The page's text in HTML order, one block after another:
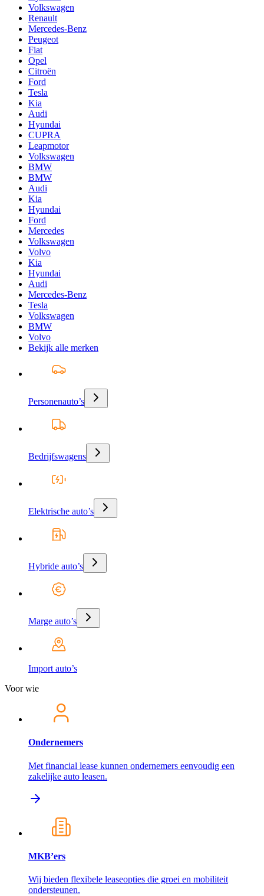
Volkswagen
Renault
Mercedes-Benz
Peugeot
Fiat
Opel
Citroën
Ford
Tesla
Kia
Audi
Hyundai
CUPRA
Leapmotor
Volkswagen
BMW
BMW
Audi
Kia
Hyundai
Ford
Mercedes
Volkswagen
Volvo
Kia
Hyundai
Audi
Mercedes-Benz
Tesla
Volkswagen
BMW
Volvo
Bekijk alle merken
Personenauto’s
Bedrijfswagens
Elektrische auto’s
Hybride auto’s
Marge auto’s
Import auto’s
Voor wie
Ondernemers
Met financial lease kunnen ondernemers eenvoudig een
zakelijke auto leasen.
MKB’ers
Wij bieden flexibele leaseopties die groei en mobiliteit
ondersteunen.